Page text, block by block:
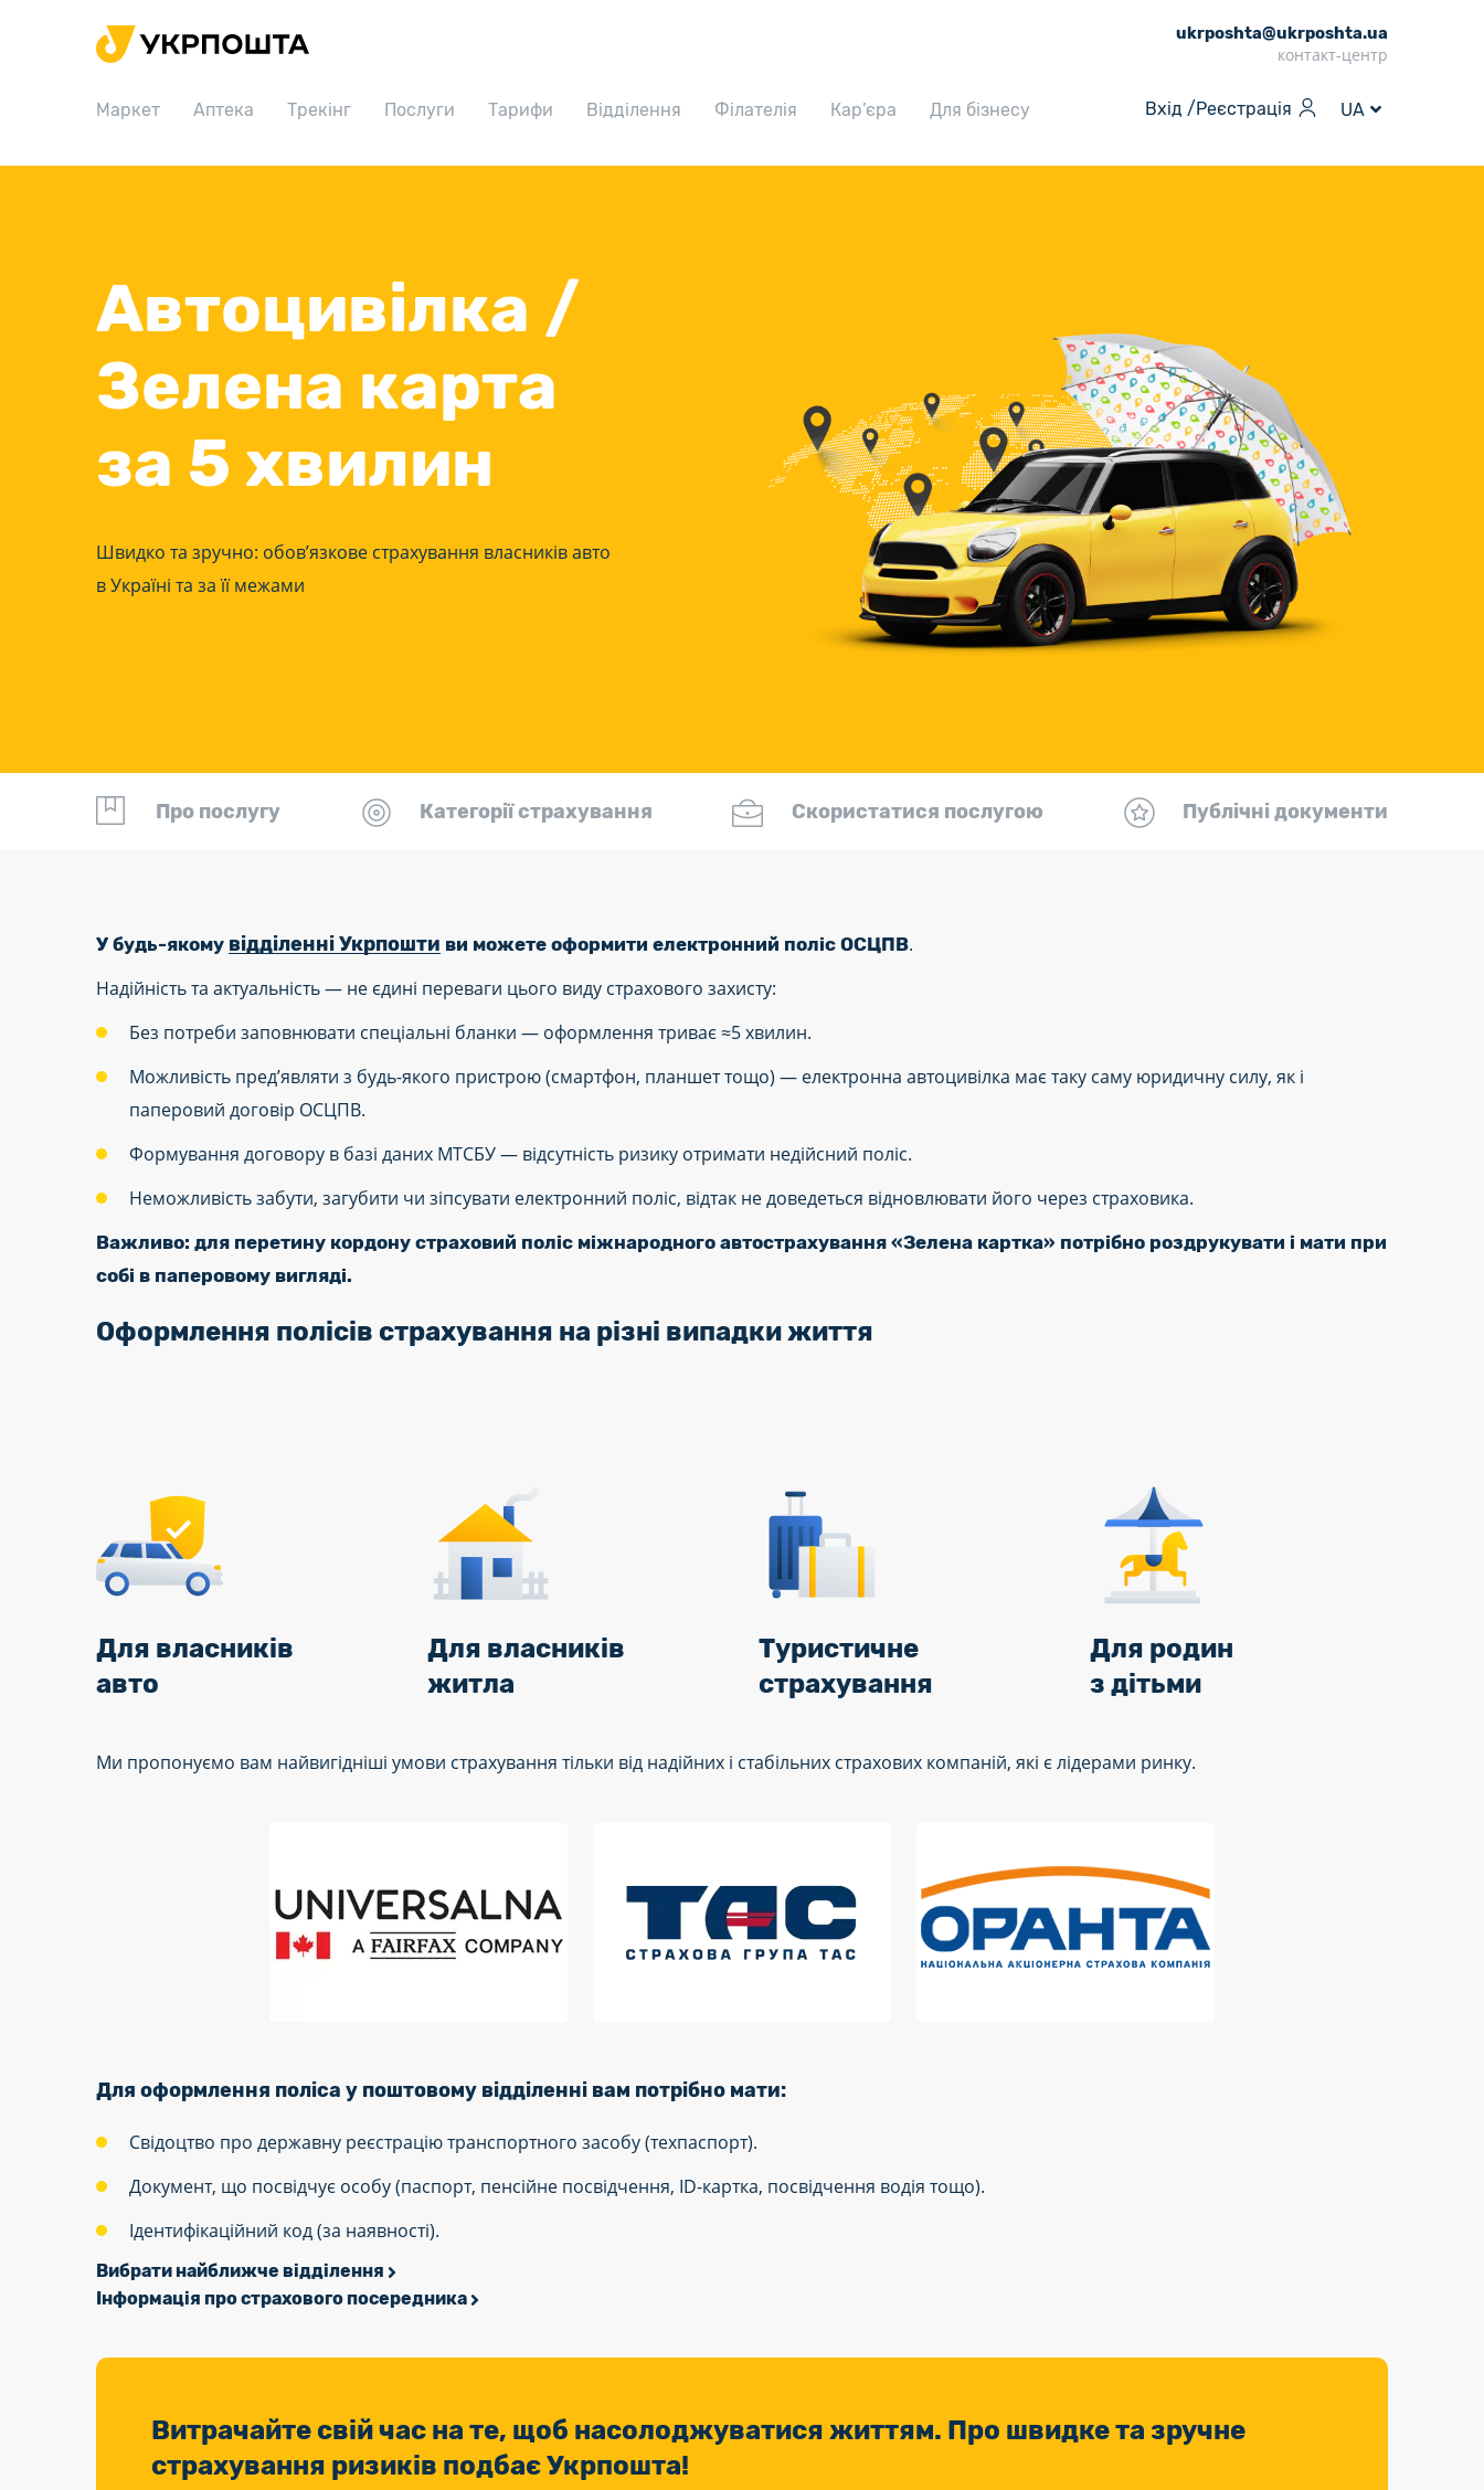
ukrposhta@ukrposhta.ua
контакт-центр
Маркет Аптека Трекінг Послуги Тарифи Відділення Філателія Кар’єра Для бізнесу Вхід /Реєстрація UA
Головна
Аптека
Трекінг
Відділення
Кар’єра
Автоцивілка /
Зелена карта
за 5 хвилин
Швидко та зручно: обов’язкове страхування власників авто
в Україні та за її межами
Про послугу Категорії страхування Скористатися послугою Публічні документи
У будь-якому відділенні Укрпошти ви можете оформити електронний поліс ОСЦПВ.
Надійність та актуальність — не єдині переваги цього виду страхового захисту:
Без потреби заповнювати спеціальні бланки — оформлення триває ≈5 хвилин.
Можливість пред’являти з будь-якого пристрою (смартфон, планшет тощо) — електронна автоцивілка має таку саму юридичну силу, як і
паперовий договір ОСЦПВ.
Формування договору в базі даних МТСБУ — відсутність ризику отримати недійсний поліс.
Неможливість забути, загубити чи зіпсувати електронний поліс, відтак не доведеться відновлювати його через страховика.
Важливо: для перетину кордону страховий поліс міжнародного автострахування «Зелена картка» потрібно роздрукувати і мати при
собі в паперовому вигляді.
Оформлення полісів страхування на різні випадки життя
Для власників
авто
Для власників
житла
Туристичне
страхування
Для родин
з дітьми
Ми пропонуємо вам найвигідніші умови страхування тільки від надійних і стабільних страхових компаній, які є лідерами ринку.
Для оформлення поліса у поштовому відділенні вам потрібно мати:
Свідоцтво про державну реєстрацію транспортного засобу (техпаспорт).
Документ, що посвідчує особу (паспорт, пенсійне посвідчення, ID-картка, посвідчення водія тощо).
Ідентифікаційний код (за наявності).
Вибрати найближче відділення
Інформація про страхового посередника
Витрачайте свій час на те, щоб насолоджуватися життям. Про швидке та зручне
страхування ризиків подбає Укрпошта!